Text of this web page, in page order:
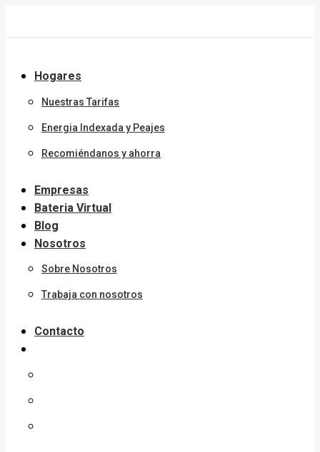
Hogares
Nuestras Tarifas
Energia Indexada y Peajes
Recomiéndanos y ahorra
Empresas
Bateria Virtual
Blog
Nosotros
Sobre Nosotros
Trabaja con nosotros
Contacto